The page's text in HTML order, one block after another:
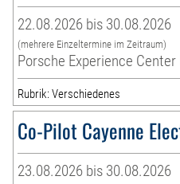
22.08.2026 bis 30.08.2026
(mehrere Einzeltermine im Zeitraum)
Porsche Experience Center
Rubrik: Verschiedenes
Co-Pilot Cayenne
23.08.2026 bis 30.08.2026